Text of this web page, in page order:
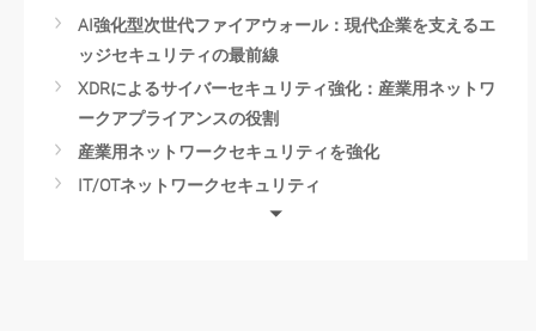
AI強化型次世代ファイアウォール：現代企業を支えるエ
ッジセキュリティの最前線
XDRによるサイバーセキュリティ強化：産業用ネットワ
ークアプライアンスの役割
産業用ネットワークセキュリティを強化
IT/OTネットワークセキュリティ
Cloud Security with IPS/IDS